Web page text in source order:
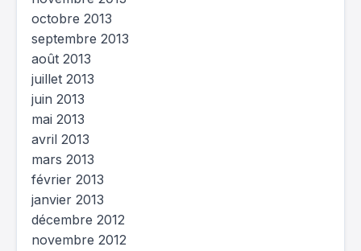
octobre 2013
septembre 2013
août 2013
juillet 2013
juin 2013
mai 2013
avril 2013
mars 2013
février 2013
janvier 2013
décembre 2012
novembre 2012